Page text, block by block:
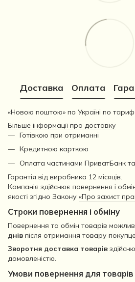
Доставка Оплата
«Новою поштою» по Україні по
Більше інформації про доставку
Готівкою при отриманні
Кредитною карткою
Оплата частинами ПриватБанк
Гарантія від виробника 12 місяців.
Компанія здійснює повернення і
якості згідно Закону «Про захист
Строки повернення і обміну
Повернення та обмін товарів
днів після отримання товару
Зворотня доставка товарів
домовленістю.
Умови повернення для товарів